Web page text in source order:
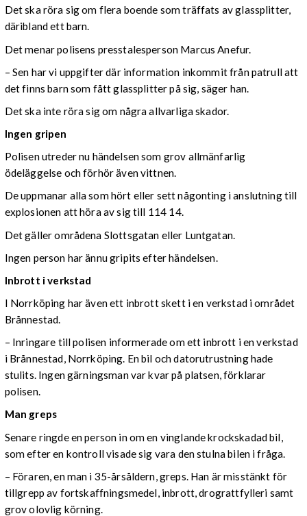
Det ska röra sig om flera boende som träffats av glassplitter,
däribland ett barn.
Det menar polisens presstalesperson Marcus Anefur.
– Sen har vi uppgifter där information inkommit från patrull att
det finns barn som fått glassplitter på sig, säger han.
Det ska inte röra sig om några allvarliga skador.
Ingen gripen
Polisen utreder nu händelsen som grov allmänfarlig
ödeläggelse och förhör även vittnen.
De uppmanar alla som hört eller sett någonting i anslutning till
explosionen att höra av sig till 114 14.
Det gäller områdena Slottsgatan eller Luntgatan.
Ingen person har ännu gripits efter händelsen.
Inbrott i verkstad
I Norrköping har även ett inbrott skett i en verkstad i området
Brånnestad.
– Inringare till polisen informerade om ett inbrott i en verkstad
i Brånnestad, Norrköping. En bil och datorutrustning hade
stulits. Ingen gärningsman var kvar på platsen, förklarar
polisen.
Man greps
Senare ringde en person in om en vinglande krockskadad bil,
som efter en kontroll visade sig vara den stulna bilen i fråga.
– Föraren, en man i 35-årsåldern, greps. Han är misstänkt för
tillgrepp av fortskaffningsmedel, inbrott, drograttfylleri samt
grov olovlig körning.